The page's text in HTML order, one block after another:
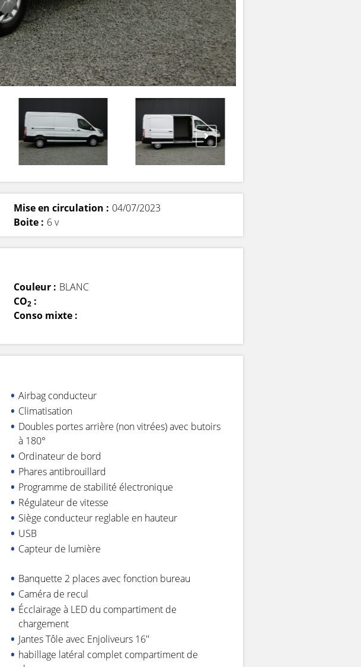
Mise en circulation : 04/07/2023
Boite : 6 v
Couleur : BLANC
CO2:
Conso mixte :
Airbag conducteur
Climatisation
Doubles portes arrière (non vitrées) avec butoirs
à 180°
Ordinateur de bord
Phares antibrouillard
Programme de stabilité électronique
Régulateur de vitesse
Siège conducteur reglable en hauteur
USB
Capteur de lumière
Banquette 2 places avec fonction bureau
Caméra de recul
Écclairage à LED du compartiment de
chargement
Jantes Tôle avec Enjoliveurs 16''
habillage latéral complet compartiment de